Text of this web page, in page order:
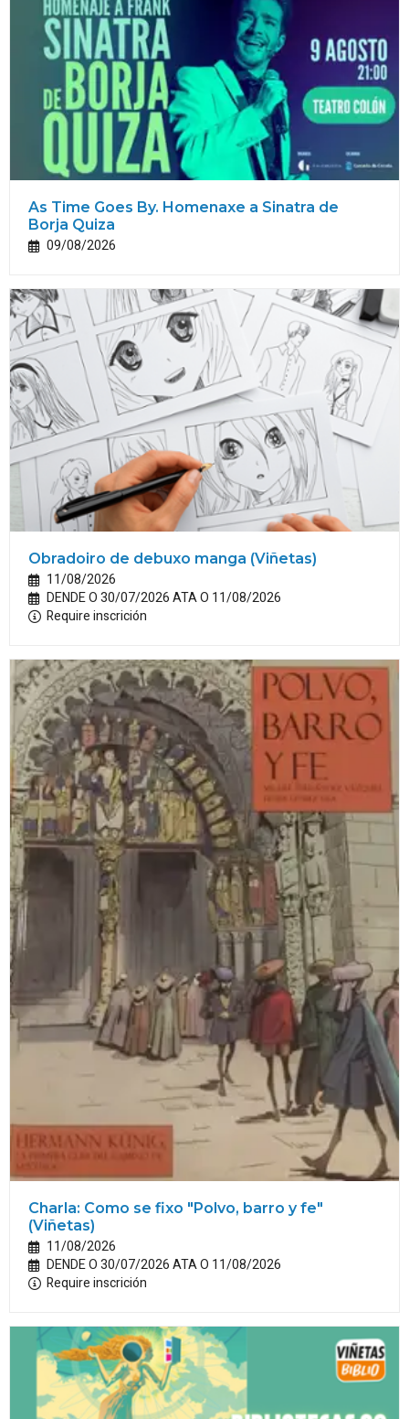
As Time Goes By. Homenaxe a Sinatra de
Borja Quiza
09/08/2026
Obradoiro de debuxo manga (Viñetas)
11/08/2026
DENDE O 30/07/2026 ATA O 11/08/2026
Require inscrición
Charla: Como se fixo "Polvo, barro y fe"
(Viñetas)
11/08/2026
DENDE O 30/07/2026 ATA O 11/08/2026
Require inscrición